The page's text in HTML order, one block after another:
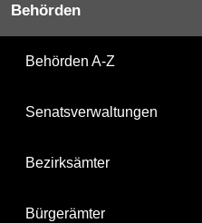
Behörden
Behörden A-Z
Senatsverwaltungen
Bezirksämter
Bürgerämter